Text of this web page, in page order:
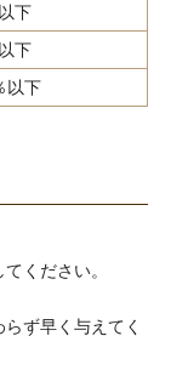
下
下
以下
ください。
ず早く与えてく